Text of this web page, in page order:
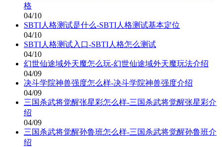
格
04/10
SBTI人格测试是什么-SBTI人格测试基本定位
04/10
SBTI人格测试入口-SBTI人格怎么测试
04/10
幻世仙途域外天魔怎么玩-幻世仙途域外天魔玩法介绍
04/09
决斗学院神兽强度怎么样-决斗学院神兽强度介绍
04/09
三国杀武将觉醒张星彩怎么样-三国杀武将觉醒张星彩介
绍
04/09
三国杀武将觉醒孙鲁班怎么样-三国杀武将觉醒孙鲁班介
绍